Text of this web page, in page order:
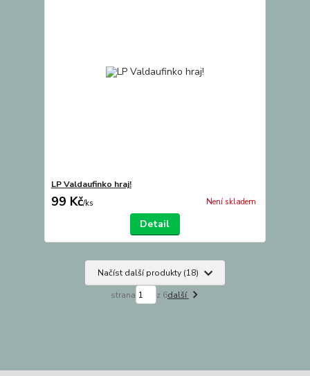
LP Valdaufinko hraj!
99 Kč/ks Není skladem
Detail
Načíst další produkty (18)
strana z 6další